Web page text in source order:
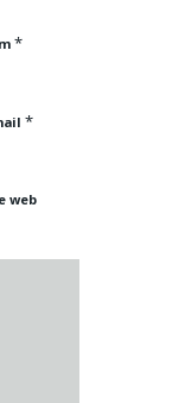
*
*
web